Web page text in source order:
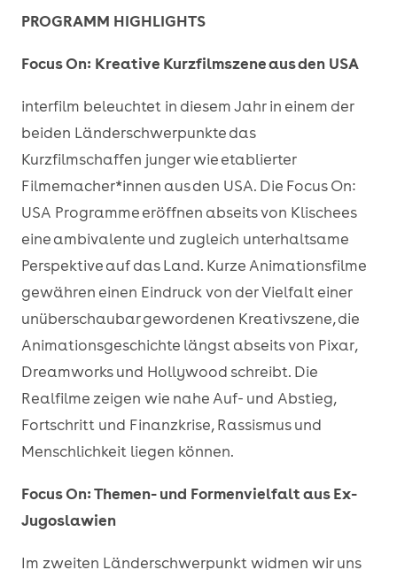
PROGRAMM HIGHLIGHTS
Focus On: Kreative Kurzfilmszene aus den USA
interfilm beleuchtet in diesem Jahr in einem der
beiden Länderschwerpunkte das
Kurzfilmschaffen junger wie etablierter
Filmemacher*innen aus den USA. Die Focus On:
USA Programme eröffnen abseits von Klischees
eine ambivalente und zugleich unterhaltsame
Perspektive auf das Land. Kurze Animationsfilme
gewähren einen Eindruck von der Vielfalt einer
unüberschaubar gewordenen Kreativszene, die
Animationsgeschichte längst abseits von Pixar,
Dreamworks und Hollywood schreibt. Die
Realfilme zeigen wie nahe Auf- und Abstieg,
Fortschritt und Finanzkrise, Rassismus und
Menschlichkeit liegen können.
Focus On: Themen- und Formenvielfalt aus Ex-
Jugoslawien
Im zweiten Länderschwerpunkt widmen wir uns